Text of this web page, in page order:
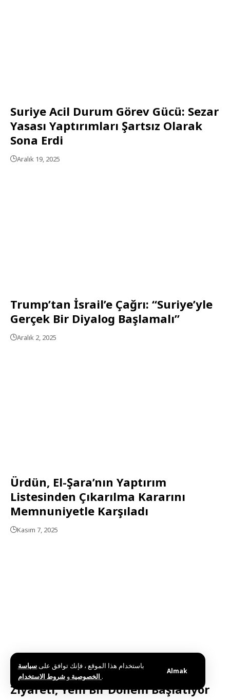
باستخدام هذا الموقع ، فإنك توافق علىسياسة
الخصوصية و .
Almak
Suriye Acil Durum Görev Gücü: Sezar
Yasası Yaptırımları Şartsız Olarak
Sona Erdi
Aralık 19, 2025
Trump’tan İsrail’e Çağrı: “Suriye’yle
Gerçek Bir Diyalog Başlamalı”
Aralık 2, 2025
Ürdün, El-Şara’nın Yaptırım
Listesinden Çıkarılma Kararını
Memnuniyetle Karşıladı
Kasım 7, 2025
Zaidan: El-Şara’nın Washington
Ziyareti, Yeni Bir Dönem Başlatıyor